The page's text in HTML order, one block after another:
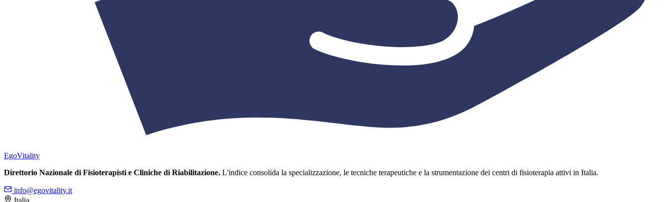
EgoVitality
Direttorio Nazionale di Fisioterapisti e Cliniche di Riabilitazione. L'indice consolida la specializzazione, le tecniche terapeutiche e la strumentazione dei centri di fisioterapia attivi in Italia.
info@egovitality.it